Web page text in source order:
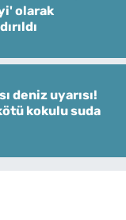
olarak
deniz uyarısı!
kokulu suda